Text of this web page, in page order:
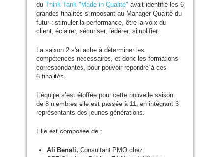
du Think Tank "Made in Qualité" avait identifié les 6
grandes finalités s'imposant au Manager Qualité du
futur : stimuler la performance, être la voix du
client, éclairer, sécuriser, fédérer, simplifier.
La saison 2 s'attache à déterminer les
compétences nécessaires, et donc les formations
correspondantes, pour pouvoir répondre à ces
6 finalités.
L’équipe s’est étoffée pour cette nouvelle saison :
de 8 membres elle est passée à 11, en intégrant 3
représentants des jeunes générations.
Elle est composée de :
Ali Benali, Consultant PMOchez